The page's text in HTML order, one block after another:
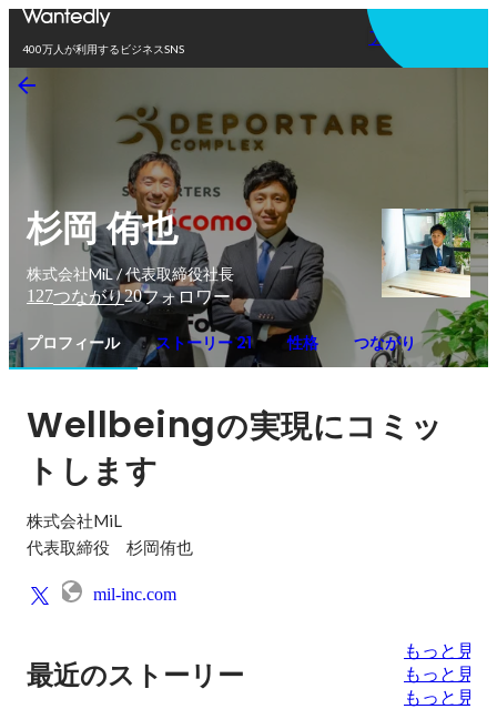
400万人が利用するビジネスSNS
アプリを使う
杉岡 侑也
株式会社MiL / 代表取締役社長
127つながり20フォロワー
プロフィール ストーリー 21 性格 つながり
Wellbeingの実現にコミッ
トします
株式会社MiL
代表取締役　杉岡侑也
mil-inc.com
最近のストーリー
もっと見る
もっと見る
もっと見る